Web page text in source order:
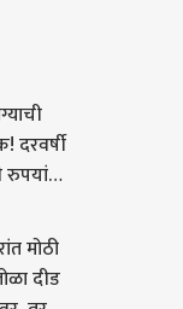
दरवर्षी
मोठी
दीड